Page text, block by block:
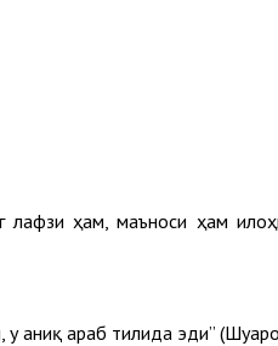
лафзи ҳам, маъноси ҳам
у аниқ араб тилида эди”